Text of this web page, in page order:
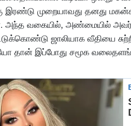
இரண்டு முறையாவது தனது
அந்த வகையில், அண்மையில்
ஜாலியாக வீதியை
தான் இப்போது சமூக